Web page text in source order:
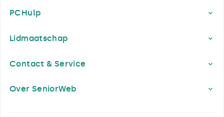
PCHulp
Lidmaatschap
Contact & Service
Over SeniorWeb